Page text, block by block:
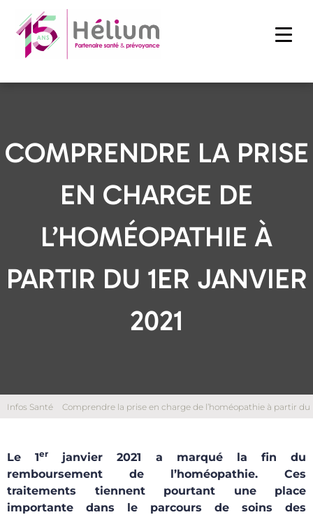
COMPRENDRE LA PRISE
EN CHARGE DE
L’HOMÉOPATHIE À
PARTIR DU 1ER JANVIER
2021
Infos Santé Comprendre la prise en charge de l’homéopathie à partir du
Le 1er
janvier 2021 a marqué la fin du
remboursement de l’homéopathie. Ces
traitements tiennent pourtant une place
importante dans le parcours de soins des